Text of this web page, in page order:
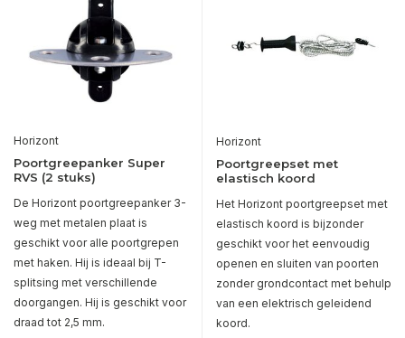
Horizont
Poortgreepanker Super
RVS (2 stuks)
De Horizont poortgreepanker 3-
weg met metalen plaat is
geschikt voor alle poortgrepen
met haken. Hij is ideaal bij T-
splitsing met verschillende
doorgangen. Hij is geschikt voor
draad tot 2,5 mm.
Horizont
Poortgreepset met
elastisch koord
Het Horizont poortgreepset met
elastisch koord is bijzonder
geschikt voor het eenvoudig
openen en sluiten van poorten
zonder grondcontact met behulp
van een elektrisch geleidend
koord.